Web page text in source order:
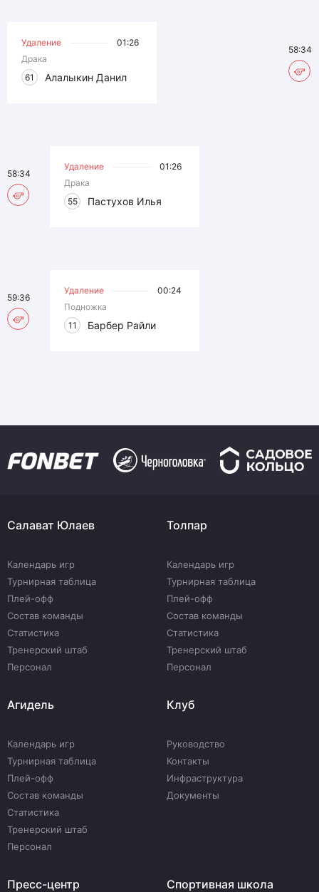
Удаление
01:26
Драка
61
Алалыкин Данил
58:34
Удаление
01:26
Драка
55
Пастухов Илья
58:34
Удаление
00:24
Подножка
11
Барбер Райли
59:36
Салават Юлаев
Календарь игр
Турнирная таблица
Плей-офф
Состав команды
Статистика
Тренерский штаб
Персонал
Толпар
Календарь игр
Турнирная таблица
Плей-офф
Состав команды
Статистика
Тренерский штаб
Персонал
Агидель
Календарь игр
Турнирная таблица
Плей-офф
Состав команды
Статистика
Тренерский штаб
Персонал
Клуб
Руководство
Контакты
Инфраструктура
Документы
Пресс-центр Спортивная школа